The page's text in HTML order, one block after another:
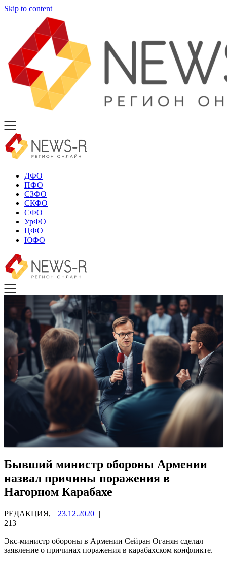
Skip to content
ДФО
ПФО
СЗФО
СКФО
СФО
УрФО
ЦФО
ЮФО
Бывший министр обороны Армении
назвал причины поражения в
Нагорном Карабахе
РЕДАКЦИЯ, 23.12.2020 |
213
Экс-министр обороны в Армении Сейран Оганян сделал
заявление о причинах поражения в карабахском конфликте.